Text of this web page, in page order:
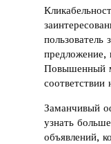
пользователь
предложение,
Повышенный
соответствии
Заманчивый
узнать
объявлений,